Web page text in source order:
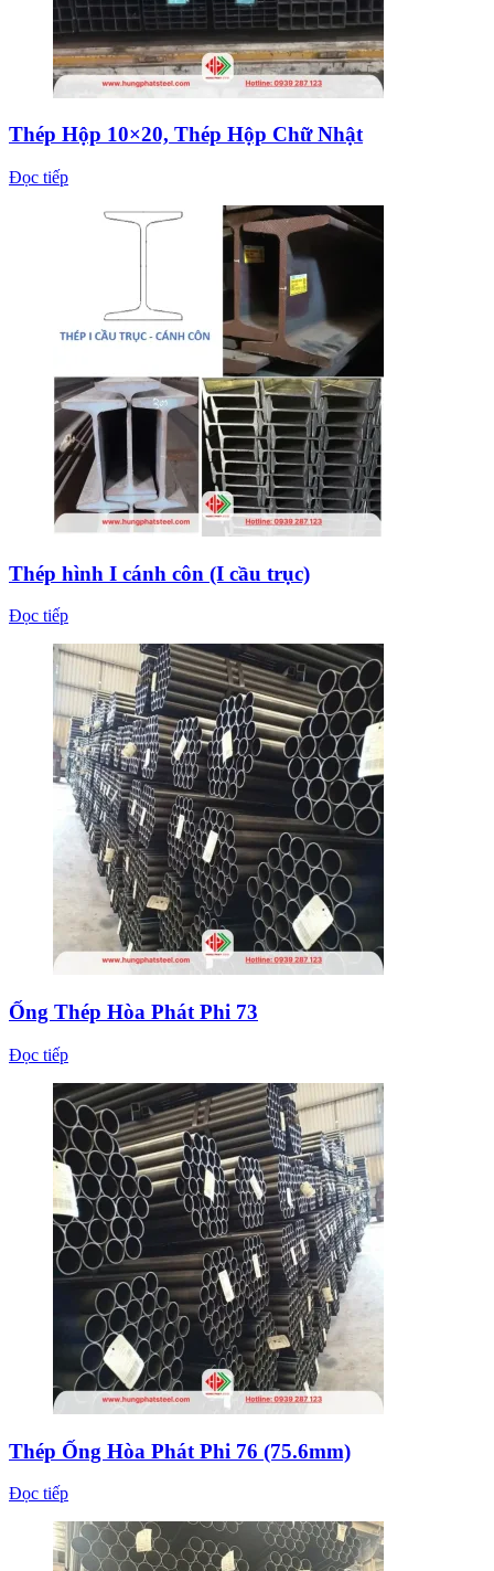
Thép Hộp 10×20, Thép Hộp Chữ Nhật
Đọc tiếp
Thép hình I cánh côn (I cầu trục)
Đọc tiếp
Ống Thép Hòa Phát Phi 73
Đọc tiếp
Thép Ống Hòa Phát Phi 76 (75.6mm)
Đọc tiếp